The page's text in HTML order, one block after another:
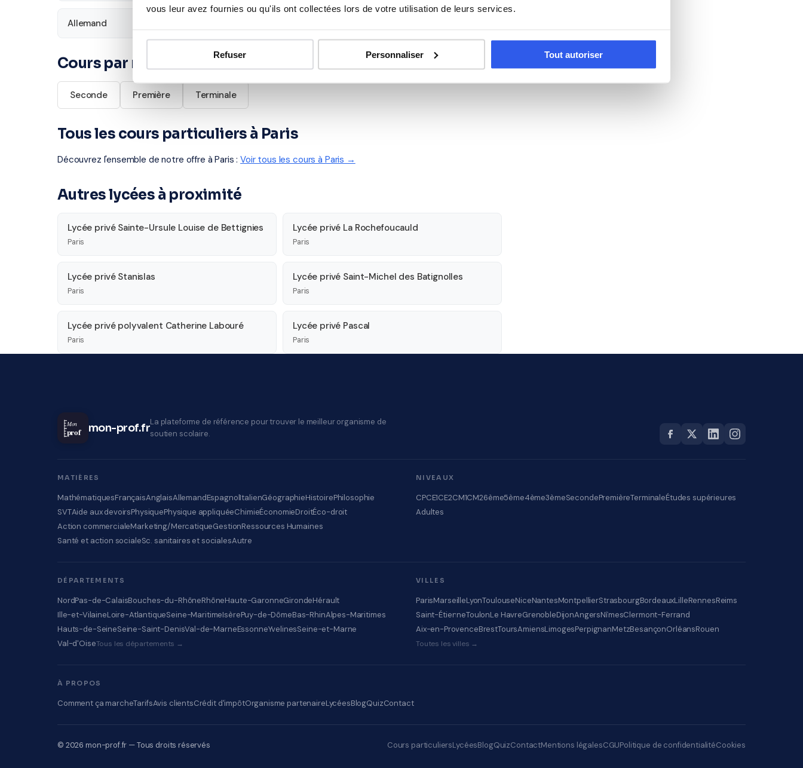
vous leur avez fournies ou qu'ils ont collectées lors de votre utilisation de leurs services.
Refuser Personnaliser Tout autoriser
Allemand
Cours par niveau
Seconde Première Terminale
Tous les cours particuliers à Paris
Découvrez l'ensemble de notre offre à Paris :Voir tous les cours à Paris →
Autres lycées à proximité
Lycée privé Sainte-Ursule Louise de Bettignies
Paris
Lycée privé La Rochefoucauld
Paris
Lycée privé Stanislas
Paris
Lycée privé Saint-Michel des Batignolles
Paris
Lycée privé polyvalent Catherine Labouré
Paris
Lycée privé Pascal
Paris
Mon
prof mon-prof.frLa plateforme de référence pour trouver le meilleur organisme de
soutien scolaire.
MATIÈRES
MathématiquesFrançaisAnglaisAllemandEspagnolItalienGéographieHistoirePhilosophie
SVTAide aux devoirsPhysiquePhysique appliquéeChimieÉconomieDroitÉco-droit
Action commercialeMarketing/MercatiqueGestionRessources Humaines
Santé et action socialeSc. sanitaires et socialesAutre
NIVEAUX
CPCE1CE2CM1CM26ème5ème4ème3èmeSecondePremièreTerminaleÉtudes supérieures
Adultes
DÉPARTEMENTS
NordPas-de-CalaisBouches-du-RhôneRhôneHaute-GaronneGirondeHérault
Ille-et-VilaineLoire-AtlantiqueSeine-MaritimeIsèrePuy-de-DômeBas-RhinAlpes-Maritimes
Hauts-de-SeineSeine-Saint-DenisVal-de-MarneEssonneYvelinesSeine-et-Marne
Val-d'OiseTous les départements →
VILLES
ParisMarseilleLyonToulouseNiceNantesMontpellierStrasbourgBordeauxLilleRennesReims
Saint-ÉtienneToulonLe HavreGrenobleDijonAngersNîmesClermont-Ferrand
Aix-en-ProvenceBrestToursAmiensLimogesPerpignanMetzBesançonOrléansRouen
Toutes les villes →
À PROPOS
Comment ça marcheTarifsAvis clientsCrédit d'impôtOrganisme partenaireLycéesBlogQuizContact
© 2026 mon-prof.fr — Tous droits réservés Cours particuliersLycéesBlogQuizContactMentions légalesCGUPolitique de confidentialitéCookies